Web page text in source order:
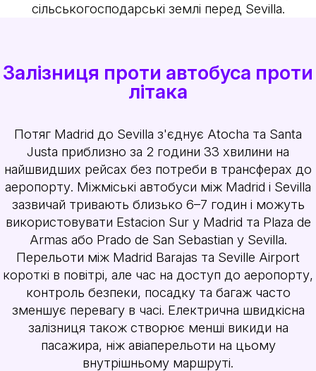
сільськогосподарські землі перед Sevilla.
Залізниця проти автобуса проти
літака
Потяг Madrid до Sevilla з'єднує Atocha та Santa
Justa приблизно за 2 години 33 хвилини на
найшвидших рейсах без потреби в трансферах до
аеропорту. Міжміські автобуси між Madrid і Sevilla
зазвичай тривають близько 6–7 годин і можуть
використовувати Estacion Sur у Madrid та Plaza de
Armas або Prado de San Sebastian у Sevilla.
Перельоти між Madrid Barajas та Seville Airport
короткі в повітрі, але час на доступ до аеропорту,
контроль безпеки, посадку та багаж часто
зменшує перевагу в часі. Електрична швидкісна
залізниця також створює менші викиди на
пасажира, ніж авіаперельоти на цьому
внутрішньому маршруті.